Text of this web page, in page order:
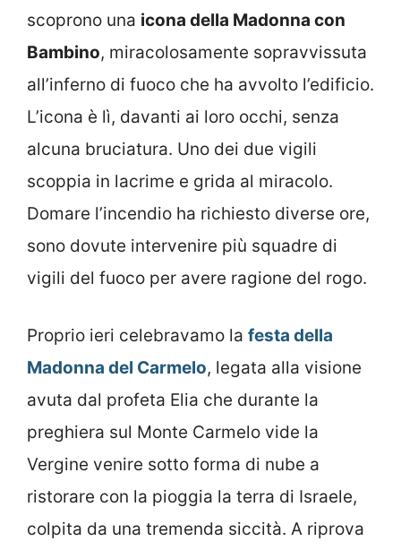
scoprono una icona della Madonna con
Bambino, miracolosamente sopravvissuta
all’inferno di fuoco che ha avvolto l’edificio.
L’icona è lì, davanti ai loro occhi, senza
alcuna bruciatura. Uno dei due vigili
scoppia in lacrime e grida al miracolo.
Domare l’incendio ha richiesto diverse ore,
sono dovute intervenire più squadre di
vigili del fuoco per avere ragione del rogo.
Proprio ieri celebravamo la festa della
Madonna del Carmelo, legata alla visione
avuta dal profeta Elia che durante la
preghiera sul Monte Carmelo vide la
Vergine venire sotto forma di nube a
ristorare con la pioggia la terra di Israele,
colpita da una tremenda siccità. A riprova